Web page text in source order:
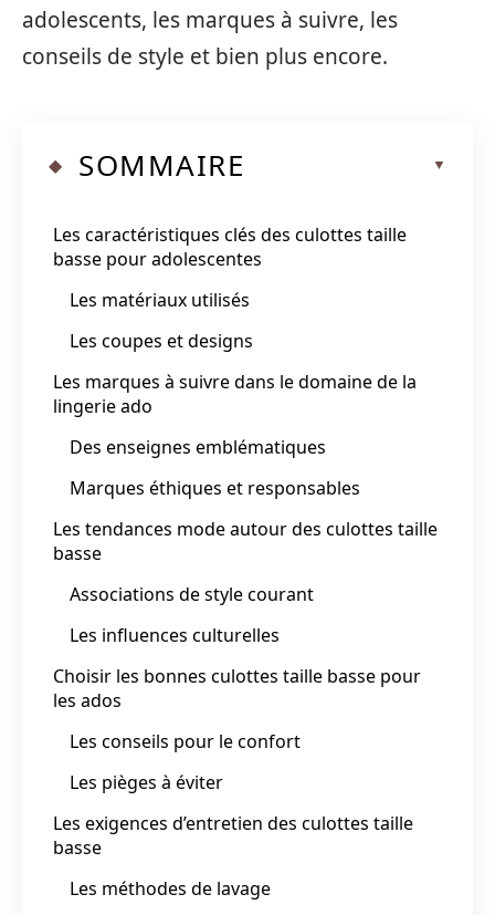
adolescents, les marques à suivre, les
conseils de style et bien plus encore.
SOMMAIRE
Les caractéristiques clés des culottes taille
basse pour adolescentes
Les matériaux utilisés
Les coupes et designs
Les marques à suivre dans le domaine de la
lingerie ado
Des enseignes emblématiques
Marques éthiques et responsables
Les tendances mode autour des culottes taille
basse
Associations de style courant
Les influences culturelles
Choisir les bonnes culottes taille basse pour
les ados
Les conseils pour le confort
Les pièges à éviter
Les exigences d’entretien des culottes taille
basse
Les méthodes de lavage